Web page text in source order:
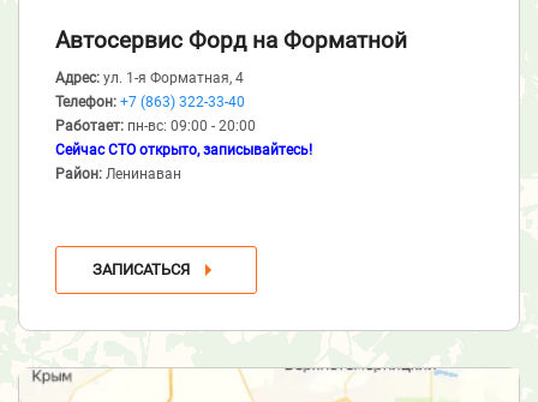
Автосервис Форд на Форматной
Адрес: ул. 1-я Форматная, 4
Телефон: +7 (863) 322-33-40
Работает: пн-вс: 09:00 - 20:00
Сейчас СТО открыто, записывайтесь!
Район: Ленинаван
ЗАПИСАТЬСЯ